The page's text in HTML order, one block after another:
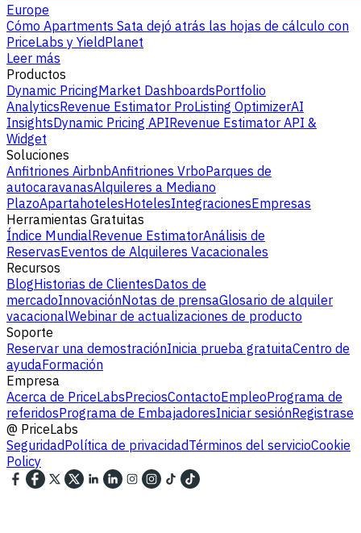
Europe
Cómo Apartments Sata dejó atrás las hojas de cálculo con
PriceLabs y YieldPlanet
Leer más
Productos
Dynamic PricingMarket DashboardsPortfolio
AnalyticsRevenue Estimator ProListing OptimizerAI
InsightsDynamic Pricing APIRevenue Estimator API &
Widget
Soluciones
Anfitriones AirbnbAnfitriones VrboParques de
autocaravanasAlquileres a Mediano
PlazoApartahotelesHotelesIntegracionesEmpresas
Herramientas Gratuitas
Índice MundialRevenue EstimatorAnálisis de
ReservasEventos de Alquileres Vacacionales
Recursos
BlogHistorias de ClientesDatos de
mercadoInnovaciónNotas de prensaGlosario de alquiler
vacacionalWebinar de actualizaciones de producto
Soporte
Reservar una demostraciónInicia prueba gratuitaCentro de
ayudaFormación
Empresa
Acerca de PriceLabsPreciosContactoEmpleoPrograma de
referidosPrograma de EmbajadoresIniciar sesiónRegistrase
@ PriceLabs
SeguridadPolítica de privacidadTérminos del servicioCookie
Policy